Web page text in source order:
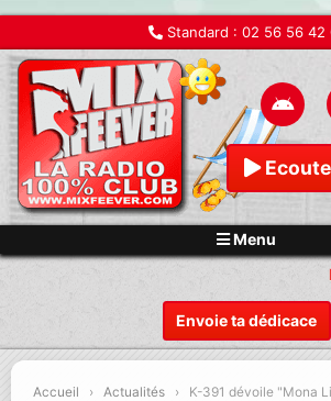
Standard : 02 56 56 42
Menu
Envoie ta dédicace
Accueil › Actualités ›
K-391 dévoile "Mona